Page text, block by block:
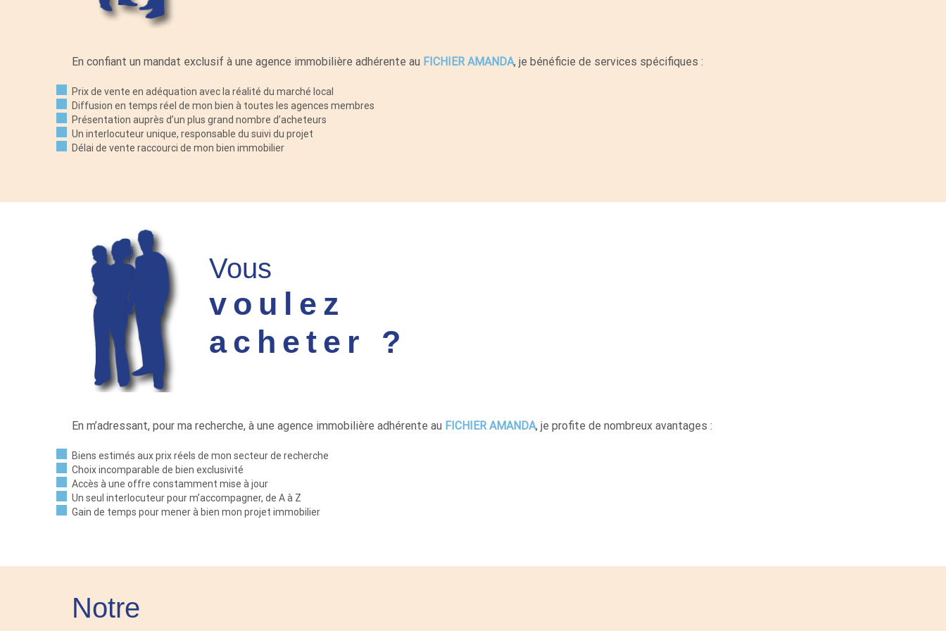
En confiant un mandat exclusif à une agence immobilière adhérente au FICHIER AMANDA, je bénéficie de services spécifiques :
Prix de vente en adéquation avec la réalité du marché local
Diffusion en temps réel de mon bien à toutes les agences membres
Présentation auprès d’un plus grand nombre d’acheteurs
Un interlocuteur unique, responsable du suivi du projet
Délai de vente raccourci de mon bien immobilier
Vous
voulez
acheter ?
En m’adressant, pour ma recherche, à une agence immobilière adhérente au FICHIER AMANDA, je profite de nombreux avantages :
Biens estimés aux prix réels de mon secteur de recherche
Choix incomparable de bien exclusivité
Accès à une offre constamment mise à jour
Un seul interlocuteur pour m’accompagner, de A à Z
Gain de temps pour mener à bien mon projet immobilier
Notre